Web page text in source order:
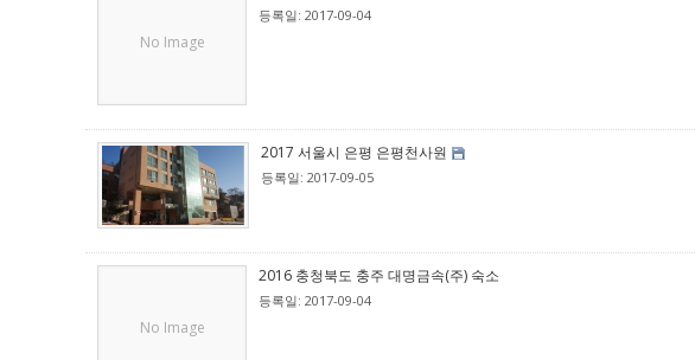
No Image
등록일: 2017-09-04
2017 서울시 은평 은평천사원
등록일: 2017-09-05
No Image
2016 충청북도 충주 대명금속(주) 숙소
등록일: 2017-09-04